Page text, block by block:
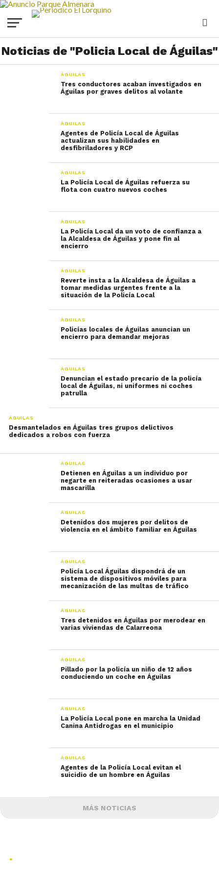
Noticias de "Policia Local de Águilas"
ÁGUILAS
Tres conductores acaban investigados en
Águilas por graves delitos al volante
ÁGUILAS
Agentes de Policía Local de Águilas
actualizan sus habilidades en
desfibriladores y RCP
ÁGUILAS
La Policía Local de Águilas refuerza su
flota con cuatro nuevos coches
ÁGUILAS
La Policía Local da un voto de confianza a
la Alcaldesa de Águilas y pone fin al
encierro
ÁGUILAS
Reverte insta a la Alcaldesa de Águilas a
tomar medidas urgentes frente a la
situación de la Policía Local
ÁGUILAS
Policías locales de Águilas anuncian un
encierro para demandar mejoras
ÁGUILAS
Denuncian el estado precario de la policía
local de Águilas, ni uniformes ni coches
patrulla
ÁGUILAS
Desmantelados en Águilas tres grupos delictivos
dedicados a robos con fuerza
ÁGUILAS
Detienen en Águilas a un individuo por
negarte en reiteradas ocasiones a usar
mascarilla
ÁGUILAS
Detenidos dos mujeres por delitos de
violencia en el ámbito familiar en Águilas
ÁGUILAS
Policía Local Águilas dispondrá de un
sistema de dispositivos móviles para
mecanización de las multas de tráfico
ÁGUILAS
Tres detenidos en Águilas por merodear en
varias viviendas de Calarreona
ÁGUILAS
Pillado por la policía un niño de 12 años
conduciendo un coche en Águilas
ÁGUILAS
La Policía Local pone en marcha la Unidad
Canina Antidrogas en el municipio
ÁGUILAS
Agentes de la Policía Local evitan el
suicidio de un hombre en Águilas
MÁS NOTICIAS
.